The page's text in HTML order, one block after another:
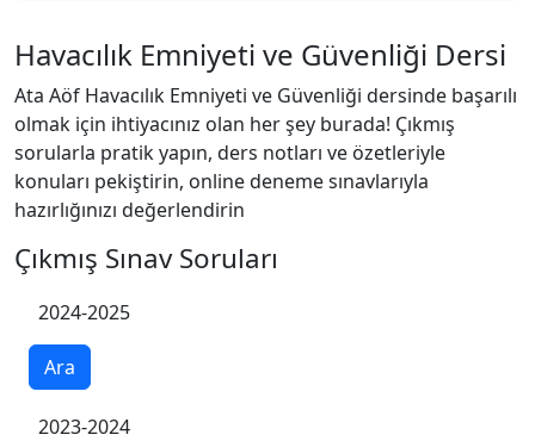
Havacılık Emniyeti ve Güvenliği Dersi
Ata Aöf Havacılık Emniyeti ve Güvenliği dersinde başarılı
olmak için ihtiyacınız olan her şey burada! Çıkmış
sorularla pratik yapın, ders notları ve özetleriyle
konuları pekiştirin, online deneme sınavlarıyla
hazırlığınızı değerlendirin
Çıkmış Sınav Soruları
2024-2025
Ara
2023-2024